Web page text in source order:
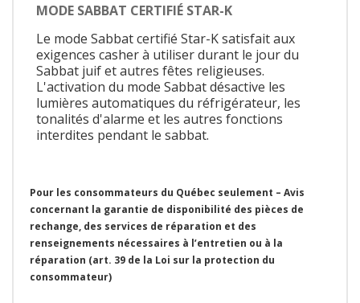
MODE SABBAT CERTIFIÉ STAR-K
Le mode Sabbat certifié Star-K satisfait aux
exigences casher à utiliser durant le jour du
Sabbat juif et autres fêtes religieuses.
L'activation du mode Sabbat désactive les
lumières automatiques du réfrigérateur, les
tonalités d'alarme et les autres fonctions
interdites pendant le sabbat.
Pour les consommateurs du Québec seulement – Avis
concernant la garantie de disponibilité des pièces de
rechange, des services de réparation et des
renseignements nécessaires à l’entretien ou à la
réparation (art. 39 de la Loi sur la protection du
consommateur)